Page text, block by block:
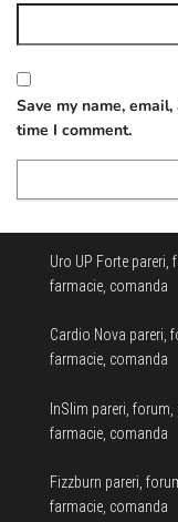
Save my name,
time I comment.
Uro UP Forte pareri,
farmacie, comanda
Cardio Nova pareri,
farmacie, comanda
InSlim pareri, forum,
farmacie, comanda
Fizzburn pareri,
farmacie, comanda